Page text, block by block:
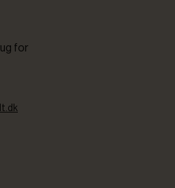
for